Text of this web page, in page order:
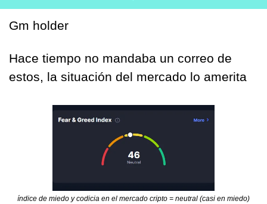
Gm holder
Hace tiempo no mandaba un correo de
estos, la situación del mercado lo amerita
índice de miedo y codicia en el mercado cripto = neutral (casi en miedo)